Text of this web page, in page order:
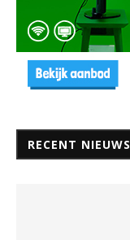
RECENT NIEUWS